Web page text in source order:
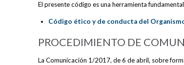
El presente código es una herramienta
Código ético y de conducta del
PROCEDIMIENTO DE
La Comunicación 1/2017, de 6 de abril, sobre